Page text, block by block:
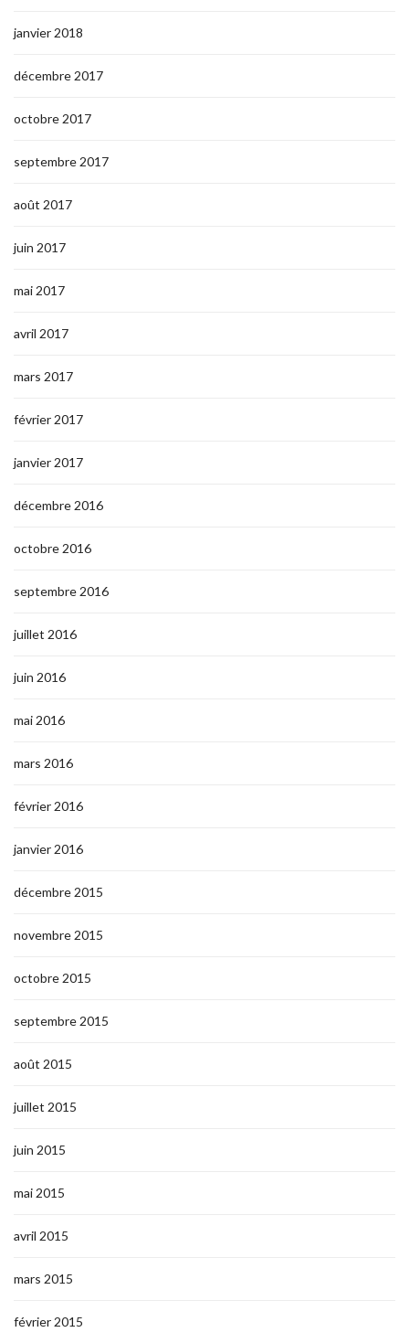
janvier 2018
décembre 2017
octobre 2017
septembre 2017
août 2017
juin 2017
mai 2017
avril 2017
mars 2017
février 2017
janvier 2017
décembre 2016
octobre 2016
septembre 2016
juillet 2016
juin 2016
mai 2016
mars 2016
février 2016
janvier 2016
décembre 2015
novembre 2015
octobre 2015
septembre 2015
août 2015
juillet 2015
juin 2015
mai 2015
avril 2015
mars 2015
février 2015